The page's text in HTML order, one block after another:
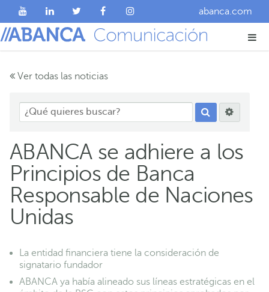
abanca.com
Ver todas las noticias
ABANCA se adhiere a los
Principios de Banca
Responsable de Naciones
Unidas
La entidad financiera tiene la consideración de
signatario fundador
ABANCA ya había alineado sus líneas estratégicas en el